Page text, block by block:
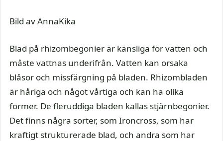
Bild av AnnaKika
Blad på rhizombegonier är känsliga för vatten och
måste vattnas underifrån. Vatten kan orsaka
blåsor och missfärgning på bladen. Rhizombladen
är håriga och något vårtiga och kan ha olika
former. De fleruddiga bladen kallas stjärnbegonier.
Det finns några sorter, som Ironcross, som har
kraftigt strukturerade blad, och andra som har